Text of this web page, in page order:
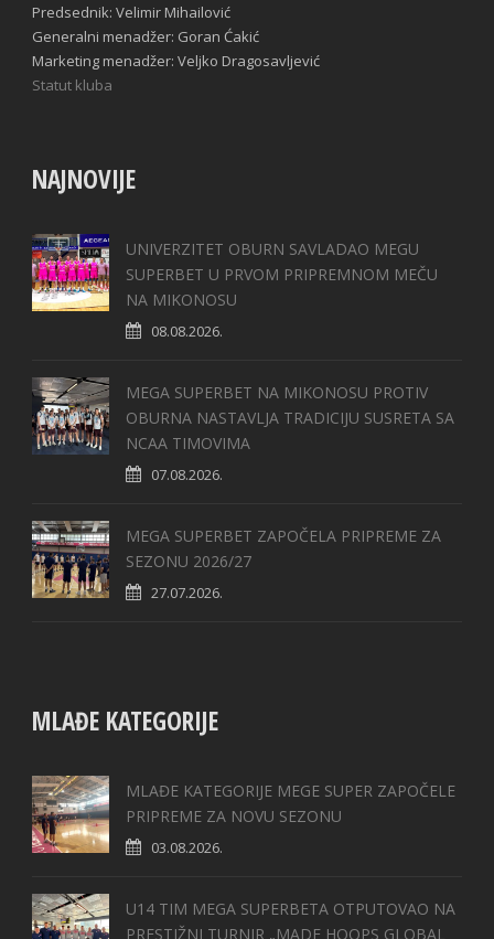
Predsednik: Velimir Mihailović
Generalni menadžer: Goran Ćakić
Marketing menadžer: Veljko Dragosavljević
Statut kluba
NAJNOVIJE
UNIVERZITET OBURN SAVLADAO MEGU
SUPERBET U PRVOM PRIPREMNOM MEČU
NA MIKONOSU
08.08.2026.
MEGA SUPERBET NA MIKONOSU PROTIV
OBURNA NASTAVLJA TRADICIJU SUSRETA SA
NCAA TIMOVIMA
07.08.2026.
MEGA SUPERBET ZAPOČELA PRIPREME ZA
SEZONU 2026/27
27.07.2026.
MLAĐE KATEGORIJE
MLAĐE KATEGORIJE MEGE SUPER ZAPOČELE
PRIPREME ZA NOVU SEZONU
03.08.2026.
U14 TIM MEGA SUPERBETA OTPUTOVAO NA
PRESTIŽNI TURNIR „MADE HOOPS GLOBAL